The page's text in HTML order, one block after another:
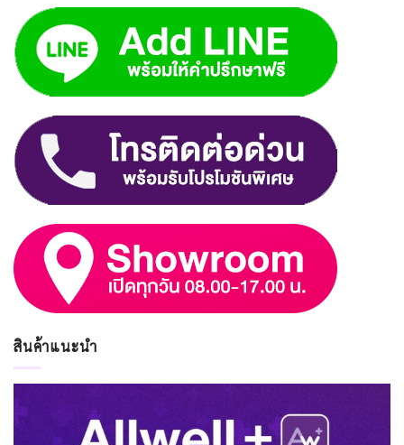
สินค้าแนะนำ